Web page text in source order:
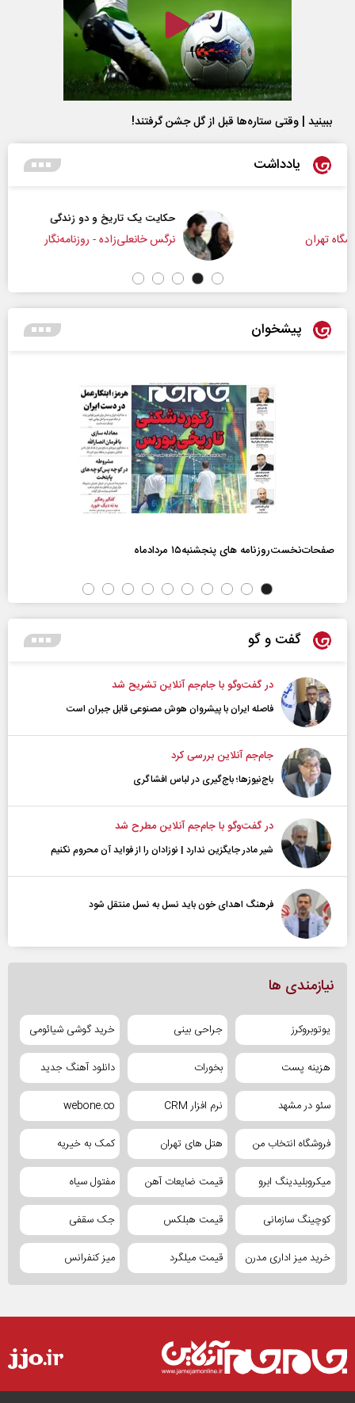
ببینید | وقتی ستاره‌ها قبل از گل جشن گرفتند!
یادداشت
حکایت یک تاریخ و دو زندگی
نرگس خانعلی‌زاده - روزنامه‌نگار
پیشخوان
صفحات‌نخست‌روزنامه ها‌ی پنجشنبه‌۱۵ مردادماه
گفت و گو
در گفت‌و‌گو با جام‌جم آنلاین تشریح شد
فاصله ایران با پیشرو‌ان هوش مصنوعی قابل جبران است
جام‌جم آنلاین بررسی کرد
باج‌نیوزها؛ باج‌گیری در لباس افشاگری
در گفت‌و‌گو با جام‌جم آنلاین مطرح شد
شیر مادر جایگزین ندارد | نوزادان را از فواید آن محروم نکنیم
فرهنگ اهدای خون باید نسل به نسل منتقل شود
نیازمندی ها
یوتوبروکرز جراحی بینی خرید گوشی شیائومی
هزینه پست بخورات دانلود آهنگ جدید
سئو در مشهد نرم افزار CRM webone.co
فروشگاه انتخاب من هتل های تهران کمک به خیریه
میکروبلیدینگ ابرو قیمت ضایعات آهن مفتول سیاه
کوچینگ سازمانی قیمت هبلکس جک سقفی
خرید میز اداری مدرن قیمت میلگرد میز کنفرانس